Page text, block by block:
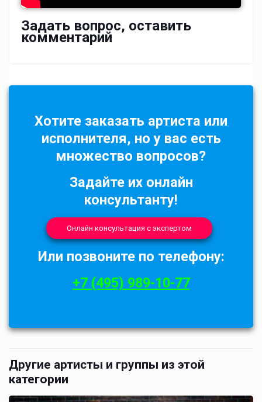
Задать вопрос, оставить
комментарий
Хотите заказать артиста или
исполнителя, но у вас есть
множество вопросов?
Задайте их онлайн
консультанту!
Онлайн консультация с экспертом
Или позвоните по телефону:
+7 (495) 989-10-77
Другие артисты и группы из этой
категории